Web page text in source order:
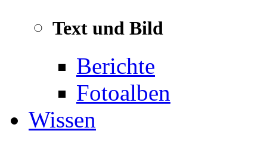
Text und Bild
Berichte
Fotoalben
Wissen